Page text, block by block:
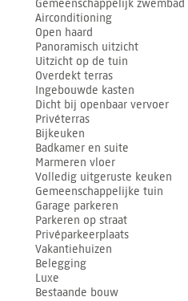
Gemeenschappelijk zwembad
Airconditioning
Open haard
Panoramisch uitzicht
Uitzicht op de tuin
Overdekt terras
Ingebouwde kasten
Dicht bij openbaar vervoer
Privéterras
Bijkeuken
Badkamer en suite
Marmeren vloer
Volledig uitgeruste keuken
Gemeenschappelijke tuin
Garage parkeren
Parkeren op straat
Privéparkeerplaats
Vakantiehuizen
Belegging
Luxe
Bestaande bouw